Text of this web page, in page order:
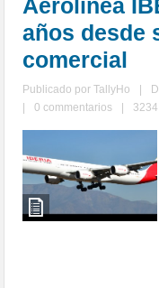
Aerolínea
años desde
comercial
Publicado porTallyHo
0 commentarios